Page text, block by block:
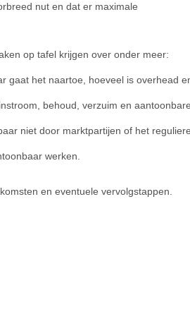
nut en dat er maximale
op tafel krijgen over onder meer:
gaat het naartoe, hoeveel is overhead
behoud, verzuim en aantoonbare
niet door marktpartijen of het reguliere
werken.
en eventuele vervolgstappen.